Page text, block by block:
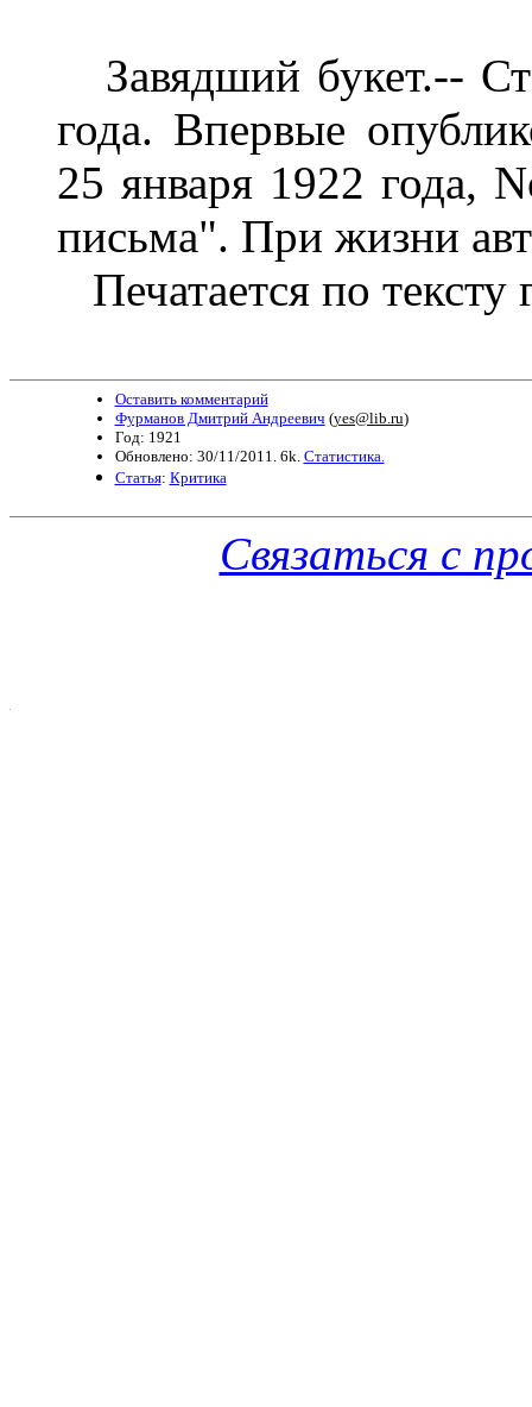
Завядший букет.--
года. Впервые
25 января 1922 года,
письма". При жизни
Печатается по тексту
Оставить комментарий
Фурманов Дмитрий Андреевич (yes@lib.ru)
Год: 1921
Обновлено: 30/11/2011. 6k. Статистика.
Статья: Критика
Связаться с